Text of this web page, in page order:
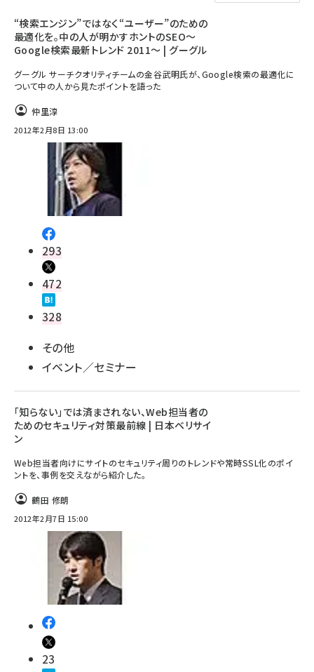
“検索エンジン”ではなく“ユーザー”のための
最適化を。中の人が明かすホントのSEO～
Google検索最新トレンド 2011～ | グーグル
グーグル サーチクオリティチームの金谷武明氏が、Google検索の最適化に
ついて中の人から見たポイントを語った
仲里淳
2012年2月8日 13:00
293
472
328
その他
イベント／セミナー
「知らない」では済まされない、Web担当者の
ためのセキュリティ対策最前線 | 日本ベリサイ
ン
Web担当者向けにサイトのセキュリティ周りのトレンドや常時SSL化のポイ
ントを、事例を交えながら紹介した。
鶴田 修朗
2012年2月7日 15:00
23